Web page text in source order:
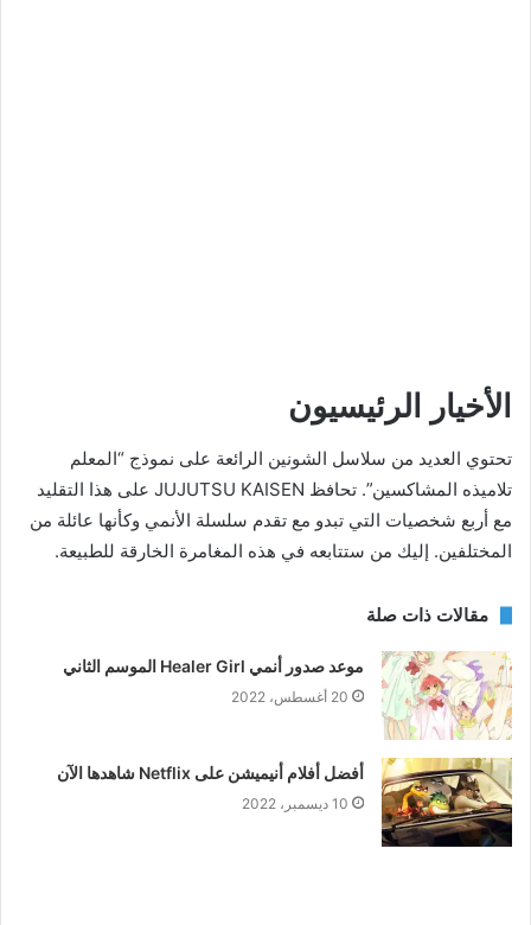
الأخيار الرئيسيون
تحتوي العديد من سلاسل الشونين الرائعة على نموذج “المعلم
تلاميذه المشاكسين”. تحافظ JUJUTSU KAISEN على هذا التقليد
مع أربع شخصيات التي تبدو مع تقدم سلسلة الأنمي وكأنها عائلة من
المختلفين. إليك من ستتابعه في هذه المغامرة الخارقة للطبيعة.
مقالات ذات صلة
موعد صدور أنمي Healer Girl الموسم الثاني
20 أغسطس، 2022
أفضل أفلام أنیمیشن على Netflix شاهدها الآن
10 ديسمبر، 2022